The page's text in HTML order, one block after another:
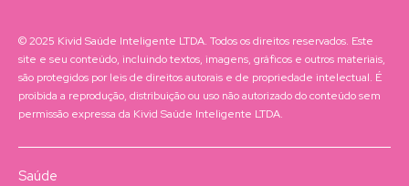
© 2025 Kivid Saúde Inteligente LTDA. Todos os direitos reservados. Este
site e seu conteúdo, incluindo textos, imagens, gráficos e outros materiais,
são protegidos por leis de direitos autorais e de propriedade intelectual. É
proibida a reprodução, distribuição ou uso não autorizado do conteúdo sem
permissão expressa da Kivid Saúde Inteligente LTDA.
Saúde